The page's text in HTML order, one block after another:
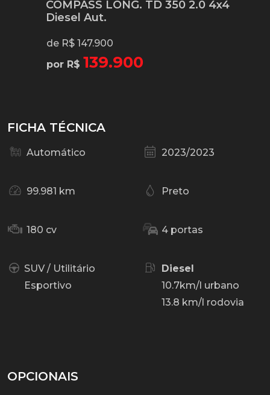
COMPASS LONG. TD 350 2.0 4x4
Diesel Aut.
de R$ 147.900
por R$ 139.900
FICHA TÉCNICA
Automático 2023/2023
99.981 km Preto
180 cv 4 portas
SUV / Utilitário
Esportivo
Diesel
10.7km/l urbano
13.8 km/l rodovia
OPCIONAIS